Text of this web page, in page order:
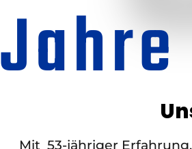
Mit 53-jähriger